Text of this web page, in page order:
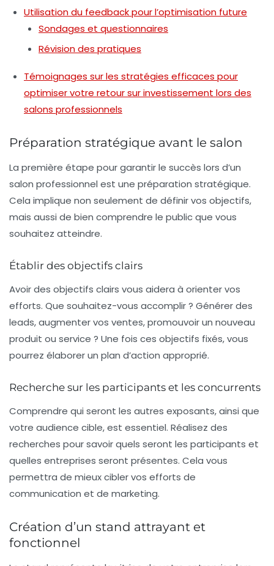
Utilisation du feedback pour l’optimisation future
Sondages et questionnaires
Révision des pratiques
Témoignages sur les stratégies efficaces pour
optimiser votre retour sur investissement lors des
salons professionnels
Préparation stratégique avant le salon
La première étape pour garantir le succès lors d’un
salon professionnel est une préparation stratégique.
Cela implique non seulement de définir vos objectifs,
mais aussi de bien comprendre le public que vous
souhaitez atteindre.
Établir des objectifs clairs
Avoir des objectifs clairs vous aidera à orienter vos
efforts. Que souhaitez-vous accomplir ? Générer des
leads, augmenter vos ventes, promouvoir un nouveau
produit ou service ? Une fois ces objectifs fixés, vous
pourrez élaborer un plan d’action approprié.
Recherche sur les participants et les concurrents
Comprendre qui seront les autres exposants, ainsi que
votre audience cible, est essentiel. Réalisez des
recherches pour savoir quels seront les participants et
quelles entreprises seront présentes. Cela vous
permettra de mieux cibler vos efforts de
communication et de marketing.
Création d’un stand attrayant et
fonctionnel